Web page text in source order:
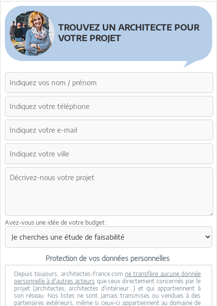
TROUVEZ UN ARCHITECTE POUR
VOTRE PROJET
Avez-vous une idée de votre budget :
Protection de vos données personnelles
Depuis toujours, architectes-france.com ne transfère aucune donnée
personnelle à d'autres acteurs que ceux directement concernés par le
projet (architectes, architectes d'intérieur...) et qui appartiennent à
son réseau. Nos listes ne sont jamais transmises ou vendues à des
partenaires extérieurs, même si ceux-ci appartiennent au domaine de